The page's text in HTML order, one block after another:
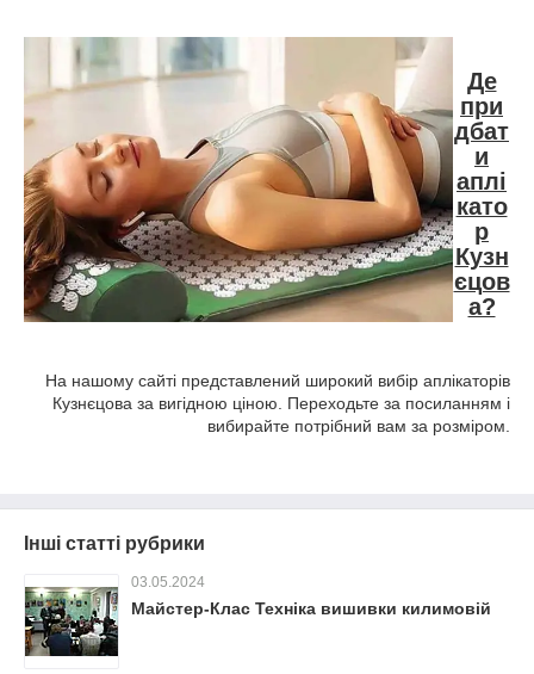
Де
при
дбат
и
аплі
като
р
Кузн
єцов
а?
На нашому сайті представлений широкий вибір аплікаторів
Кузнєцова за вигідною ціною. Переходьте за посиланням і
вибирайте потрібний вам за розміром.
Інші статті рубрики
03.05.2024
Майстер-Клас Техніка вишивки килимовій